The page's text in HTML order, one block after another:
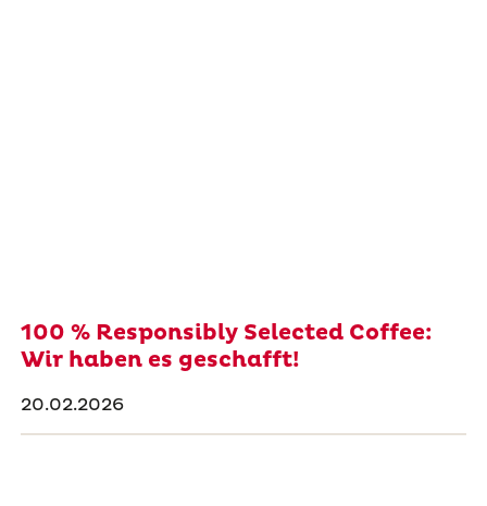
100 % Responsibly Selected Coffee:
Wir haben es geschafft!
20.02.2026